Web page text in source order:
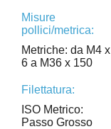
Misure
pollici/metrica:
Metriche: da M4 x
6 a M36 x 150
Filettatura:
ISO Metrico:
Passo Grosso